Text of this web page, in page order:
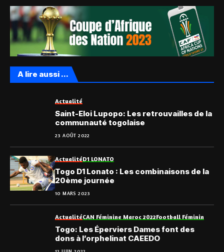
A lire aussi ...
Actualité
Saint-Eloi Lupopo: Les retrouvailles de la
communauté togolaise
23 AOÛT 2022
ActualitéD1 LONATO
Togo D1 Lonato : Les combinaisons de la
20ème journée
10 MARS 2023
ActualitéCAN Féminine Maroc 2022Football Féminin
Togo: Les Éperviers Dames font des
dons à l’orphelinat CAEEDO